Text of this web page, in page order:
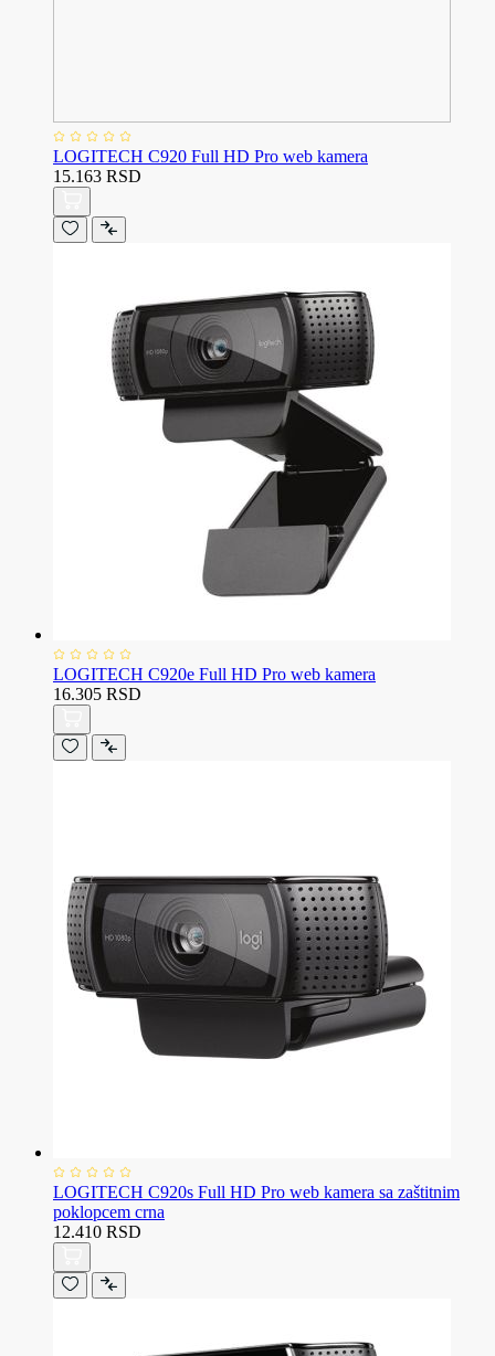
LOGITECH C920 Full HD Pro web kamera
15.163 RSD
LOGITECH C920e Full HD Pro web kamera
16.305 RSD
LOGITECH C920s Full HD Pro web kamera sa zaštitnim
poklopcem crna
12.410 RSD